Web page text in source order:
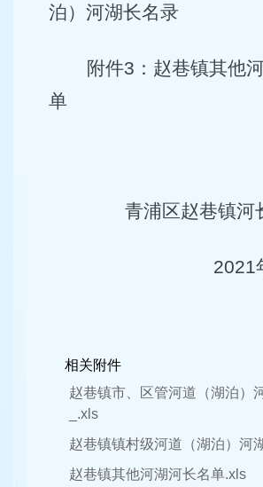
泊）河湖长名录
附件3 ：赵巷镇其他
单
青浦区赵巷镇河
2021
相关附件
赵巷镇市、区管河道（湖泊）
_.xls
赵巷镇镇村级河道（湖泊）河
赵巷镇其他河湖河长名单.xls